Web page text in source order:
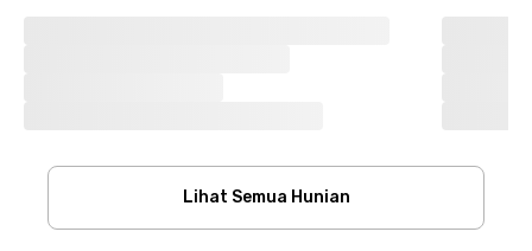
Lihat Semua Hunian